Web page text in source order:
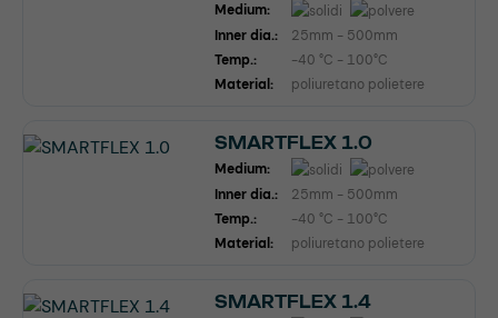
Medium:
Inner dia.:
25mm - 500mm
Temp.:
-40 °C - 100°C
Material:
poliuretano polietere
SMARTFLEX 1.0
Medium:
Inner dia.:
25mm - 500mm
Temp.:
-40 °C - 100°C
Material:
poliuretano polietere
SMARTFLEX 1.4